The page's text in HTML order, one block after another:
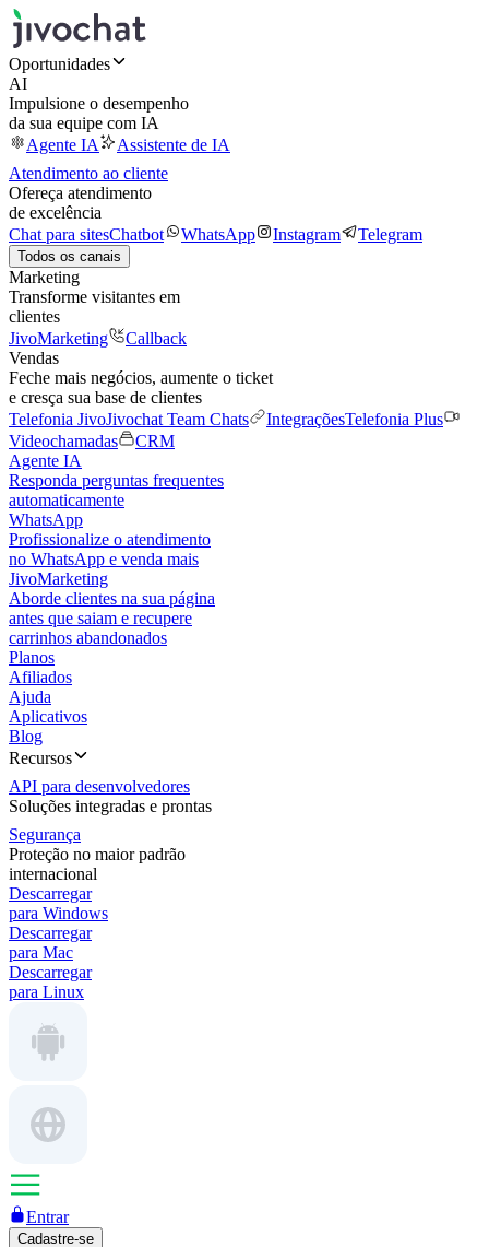
Oportunidades
AI
Impulsione o desempenho
da sua equipe com IA
Agente IA
Assistente de IA
Atendimento ao cliente
Ofereça atendimento
de excelência
Chat para sitesChatbot WhatsApp Instagram Telegram
Todos os canais
Marketing
Transforme visitantes em
clientes
JivoMarketing
Callback
Vendas
Feche mais negócios, aumente o ticket
e cresça sua base de clientes
Telefonia JivoJivochat Team Chats IntegraçõesTelefonia Plus
Videochamadas
CRM
Agente IA
Responda perguntas frequentes
automaticamente
WhatsApp
Profissionalize o atendimento
no WhatsApp e venda mais
JivoMarketing
Aborde clientes na sua página
antes que saiam e recupere
carrinhos abandonados
Planos
Afiliados
Ajuda
Aplicativos
Blog
Recursos
API para desenvolvedores
Soluções integradas e prontas
Segurança
Proteção no maior padrão
internacional
Descarregar
para Windows
Descarregar
para Mac
Descarregar
para Linux
Entrar
Cadastre-se